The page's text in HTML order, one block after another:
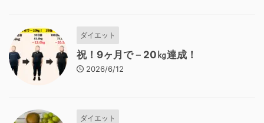
ダイエット
祝！9ヶ月で－20㎏達成！
2026/6/12
ダイエット